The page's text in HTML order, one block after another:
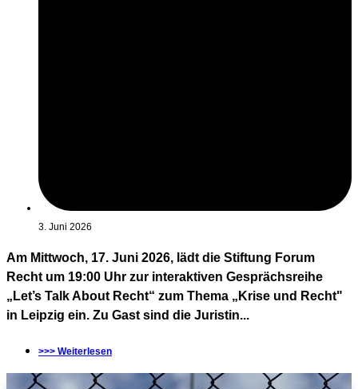
3. Juni 2026
Am Mittwoch, 17. Juni 2026, lädt die Stiftung Forum
Recht um 19:00 Uhr zur interaktiven Gesprächsreihe
„Let’s Talk About Recht“ zum Thema „Krise und Recht"
in Leipzig ein. Zu Gast sind die Juristin...
>>> Weiterlesen